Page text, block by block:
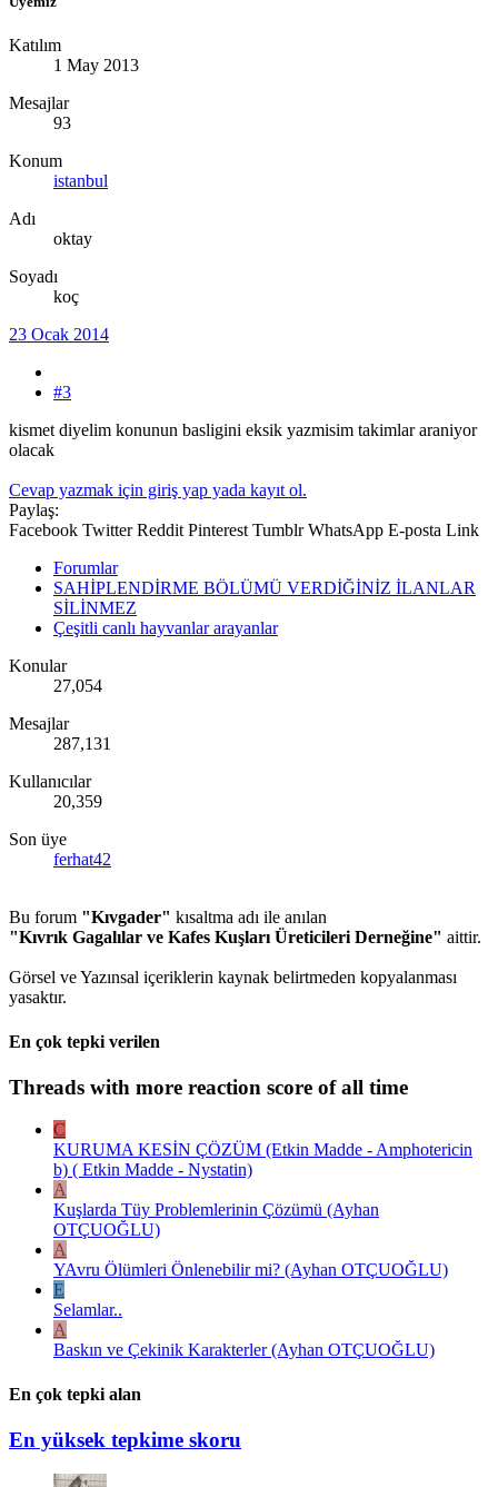
Katılım
1 May 2013
Mesajlar
93
Konum
istanbul
Adı
oktay
Soyadı
koç
23 Ocak 2014
#3
kismet diyelim konunun basligini eksik yazmisim takimlar araniyor
olacak
Cevap yazmak için giriş yap yada kayıt ol.
Paylaş:
Facebook Twitter Reddit Pinterest Tumblr WhatsApp E-posta Link
Forumlar
SAHİPLENDİRME BÖLÜMÜ VERDİĞİNİZ İLANLAR
SİLİNMEZ
Çeşitli canlı hayvanlar arayanlar
Konular
27,054
Mesajlar
287,131
Kullanıcılar
20,359
Son üye
ferhat42
Bu forum "Kıvgader" kısaltma adı ile anılan
"Kıvrık Gagalılar ve Kafes Kuşları Üreticileri Derneğine" aittir.
Görsel ve Yazınsal içeriklerin kaynak belirtmeden kopyalanması
yasaktır.
En çok tepki verilen
Threads with more reaction score of all time
C
KURUMA KESİN ÇÖZÜM (Etkin Madde - Amphotericin
b) ( Etkin Madde - Nystatin)
A
Kuşlarda Tüy Problemlerinin Çözümü (Ayhan
OTÇUOĞLU)
A
YAvru Ölümleri Önlenebilir mi? (Ayhan OTÇUOĞLU)
E
Selamlar..
A
Baskın ve Çekinik Karakterler (Ayhan OTÇUOĞLU)
En çok tepki alan
En yüksek tepkime skoru